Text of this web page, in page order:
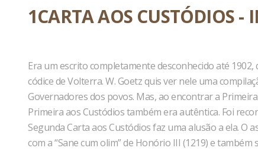
1CARTA AOS CUSTÓDIOS -
Era um escrito completamente desconhecido até
códice de Volterra. W. Goetz quis ver nele uma
Governadores dos povos. Mas, ao encontrar a
Primeira aos Custódios também era autêntica. Foi
Segunda Carta aos Custódios faz uma alusão a ela. O
com a “Sane cum olim” de Honório III (1219) e